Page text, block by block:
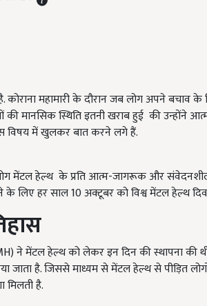
महामारी के दौरान जब लोग अपने बचाव
मानसिक स्थिति इतनी खराब हुई की उन्होंने
में खुलकर बात करने लगे हैं.
मेंटल हेल्थ के प्रति आत्म-जागरूक और
लिए हर साल 10 अक्टूबर को विश्व मेंटल हेल्थ
मेंटल हेल्थ को लेकर इन दिन की स्थापना की
जाता है. जिससे माध्यम से मेंटल हेल्थ से पीड़ित
मिलती है.